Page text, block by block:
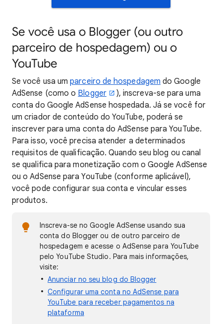
Se você usa o Blogger (ou outro
parceiro de hospedagem) ou o
YouTube
Se você usa umparceiro de hospedagem do Google
AdSense (como o Blogger
), inscreva-se para uma
conta do Google AdSense hospedada. Já se você for
um criador de conteúdo do YouTube, poderá se
inscrever para uma conta do AdSense para YouTube.
Para isso, você precisa atender a determinados
requisitos de qualificação. Quando seu blog ou canal
se qualifica para monetização com o Google AdSense
ou o AdSense para YouTube (conforme aplicável),
você pode configurar sua conta e vincular esses
produtos.
Inscreva-se no Google AdSense usando sua
conta do Blogger ou de outro parceiro de
hospedagem e acesse o AdSense para YouTube
pelo YouTube Studio. Para mais informações,
visite:
Anunciar no seu blog do Blogger
Configurar uma conta no AdSense para
YouTube para receber pagamentos na
plataforma